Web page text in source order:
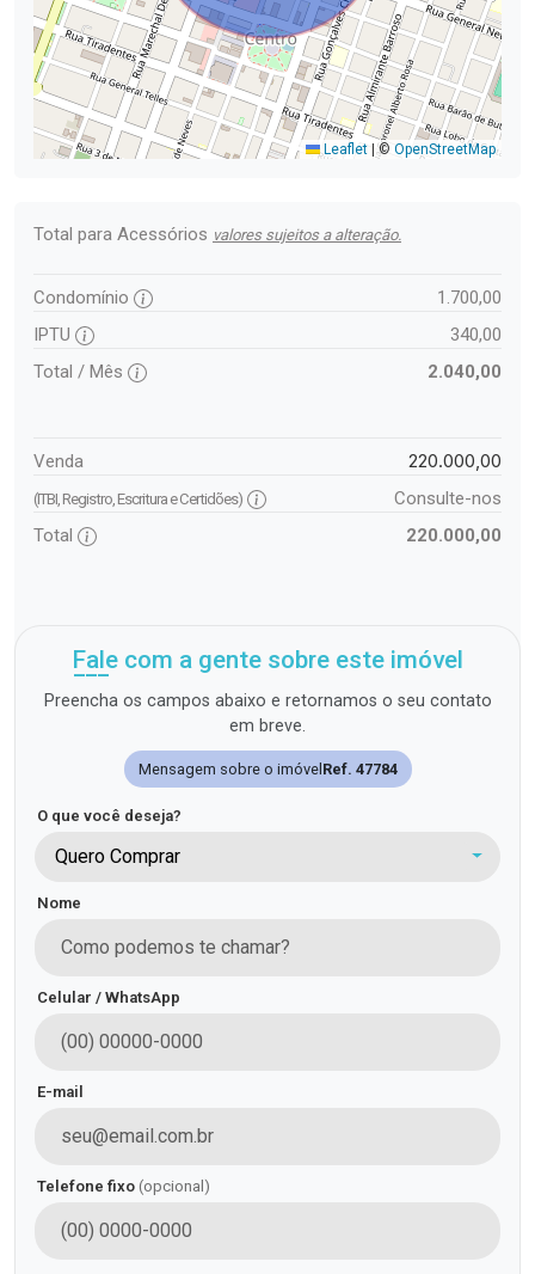
Leaflet |© OpenStreetMap
Total para Acessórios valores sujeitos a alteração.
Condomínio
1.700,00
IPTU
340,00
Total / Mês
2.040,00
Venda 220.000,00
(ITBI, Registro, Escritura e Certidões)
Consulte-nos
Total
220.000,00
Fale com a gente sobre este imóvel
Preencha os campos abaixo e retornamos o seu contato
em breve.
Mensagem sobre o imóvelRef. 47784
O que você deseja?
Quero Comprar
Nome
Celular / WhatsApp
E-mail
Telefone fixo (opcional)